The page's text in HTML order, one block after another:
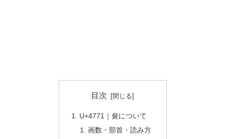
目次
U+4771｜䝱について
画数・部首・読み方